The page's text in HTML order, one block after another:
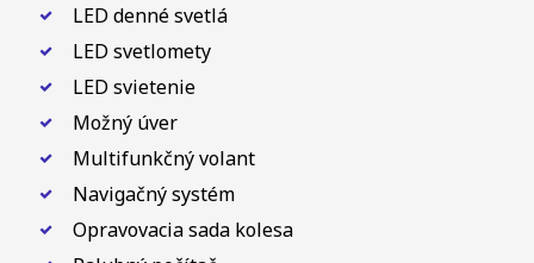
LED denné svetlá
LED svetlomety
LED svietenie
Možný úver
Multifunkčný volant
Navigačný systém
Opravovacia sada kolesa